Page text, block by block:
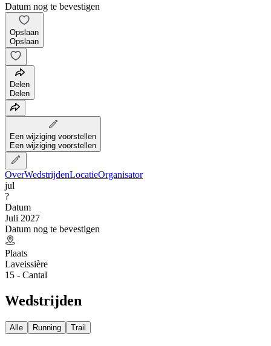
Datum nog te bevestigen
Opslaan
Opslaan
Delen
Delen
Een wijziging voorstellen
Een wijziging voorstellen
OverWedstrijdenLocatieOrganisator
jul
?
Datum
Juli 2027
Datum nog te bevestigen
Plaats
Laveissière
15 - Cantal
Wedstrijden
Alle Running Trail